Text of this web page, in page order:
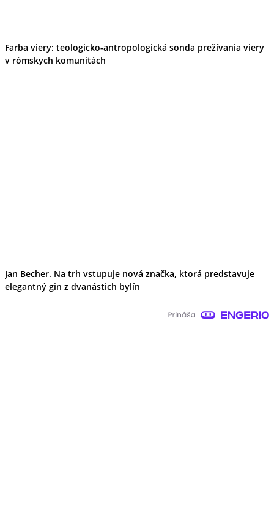
Farba viery: teologicko-antropologická sonda prežívania viery
v rómskych komunitách
Jan Becher. Na trh vstupuje nová značka, ktorá predstavuje
elegantný gin z dvanástich bylín